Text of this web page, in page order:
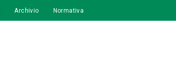
Archivio Normativa